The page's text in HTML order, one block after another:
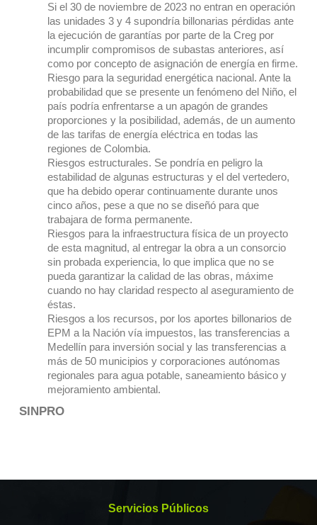
Si el 30 de noviembre de 2023 no entran en operación
las unidades 3 y 4 supondría billonarias pérdidas ante
la ejecución de garantías por parte de la Creg por
incumplir compromisos de subastas anteriores, así
como por concepto de asignación de energía en firme.
Riesgo para la seguridad energética nacional. Ante la
probabilidad que se presente un fenómeno del Niño, el
país podría enfrentarse a un apagón de grandes
proporciones y la posibilidad, además, de un aumento
de las tarifas de energía eléctrica en todas las
regiones de Colombia.
Riesgos estructurales. Se pondría en peligro la
estabilidad de algunas estructuras y el del vertedero,
que ha debido operar continuamente durante unos
cinco años, pese a que no se diseñó para que
trabajara de forma permanente.
Riesgos para la infraestructura física de un proyecto
de esta magnitud, al entregar la obra a un consorcio
sin probada experiencia, lo que implica que no se
pueda garantizar la calidad de las obras, máxime
cuando no hay claridad respecto al aseguramiento de
éstas.
Riesgos a los recursos, por los aportes billonarios de
EPM a la Nación vía impuestos, las transferencias a
Medellín para inversión social y las transferencias a
más de 50 municipios y corporaciones autónomas
regionales para agua potable, saneamiento básico y
mejoramiento ambiental.
SINPRO
Servicios Públicos